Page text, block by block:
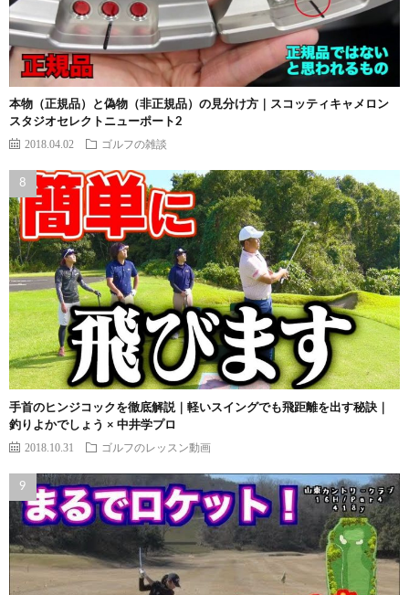
本物（正規品）と偽物（非正規品）の見分け方｜スコッティキャメロン
スタジオセレクトニューポート2
2018.04.02 ゴルフの雑談
手首のヒンジコックを徹底解説｜軽いスイングでも飛距離を出す秘訣｜
釣りよかでしょう × 中井学プロ
2018.10.31 ゴルフのレッスン動画